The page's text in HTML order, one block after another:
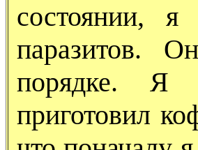
состоянии, я
паразитов.
порядке. Я
приготовил